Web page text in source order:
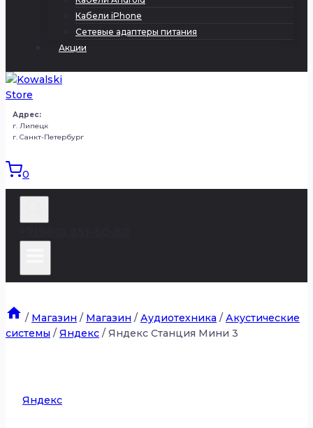
Кабели iPhone
Сетевые адаптеры питания
Акции
Адрес:
г. Липецк
г. Санкт-Петербург
0
/ Магазин / Магазин / Аудиотехника / Акустические
системы / Яндекс / Яндекс Станция Мини 3
Яндекс